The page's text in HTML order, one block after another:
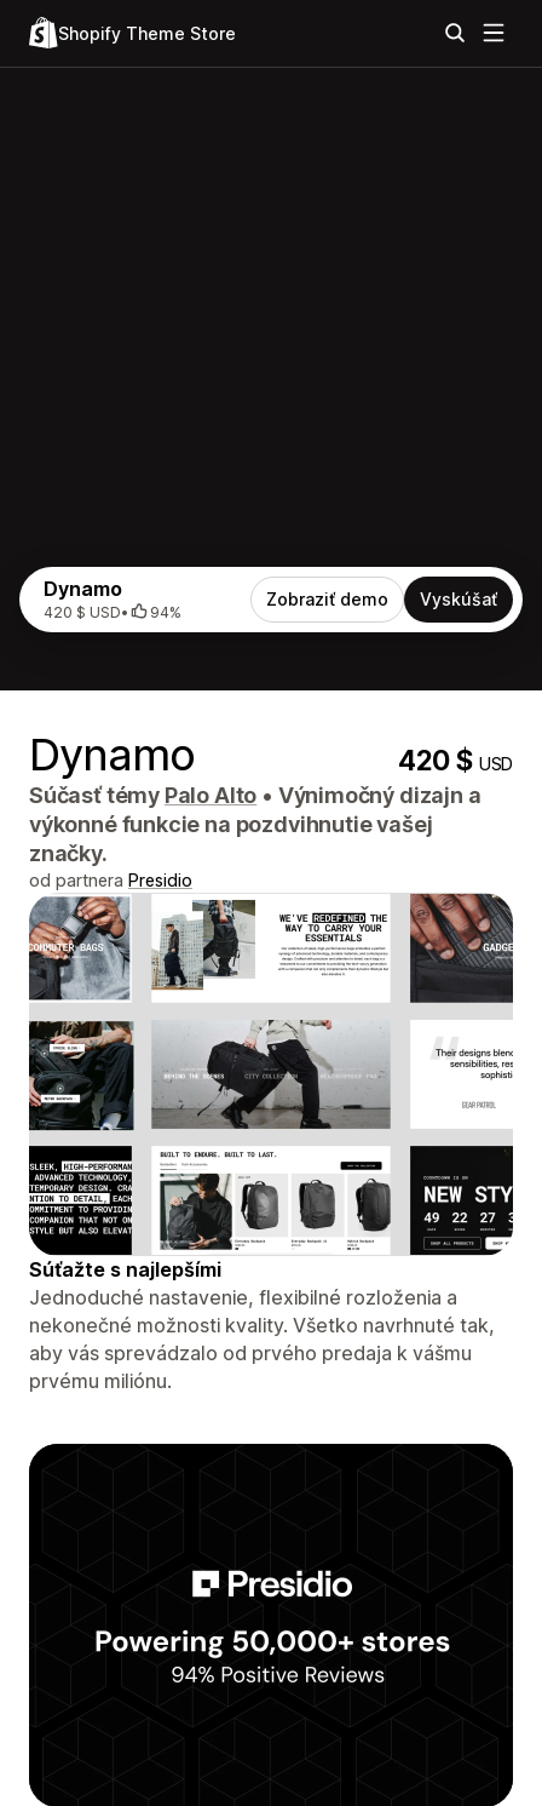
Shopify Theme Store
Dynamo
420 $ USD• 94%
Zobraziť demo Vyskúšať
Dynamo 420 $USD
Súčasť témy Palo Alto • Výnimočný dizajn a
výkonné funkcie na pozdvihnutie vašej
značky.
od partnera Presidio
Súťažte s najlepšími
Jednoduché nastavenie, flexibilné rozloženia a
nekonečné možnosti kvality. Všetko navrhnuté tak,
aby vás sprevádzalo od prvého predaja k vášmu
prvému miliónu.